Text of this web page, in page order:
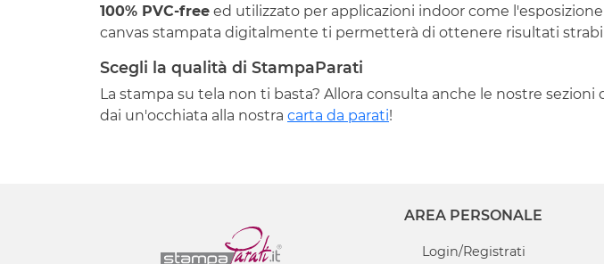
100% PVC-free ed utilizzato per applicazioni indoor come
canvas stampata digitalmente ti permetterà di ottenere risultati
Scegli la qualità di StampaParati
La stampa su tela non ti basta? Allora consulta anche le nostre sezioni
dai un'occhiata alla nostra carta da parati!
AREA PERSONALE
Login/Registrati